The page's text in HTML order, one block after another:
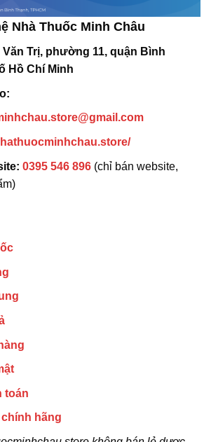
Nhà Thuốc Minh Châu
Văn Trị, phường 11, quận Bình
Hồ Chí Minh
0395 546 896 (chỉ bán website,
toán
hãng